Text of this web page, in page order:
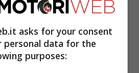
di testimone,
che verrà sarà
asks for your consent
personal data for the
purposes: